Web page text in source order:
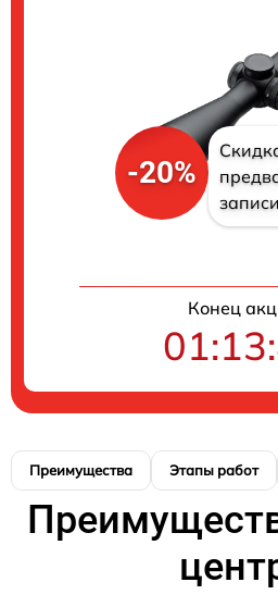
-20%
Конец
Преимущества Этапы работ